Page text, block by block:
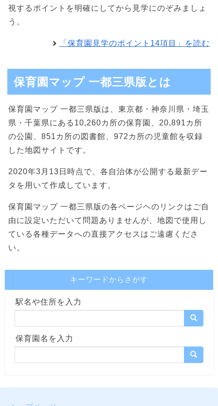
視するポイントを明確にしてから見学にのぞみましょ
う。
「保育園見学のポイント14項目」を読む
保育園マップ 一都三県版とは
保育園マップ 一都三県版は、東京都・神奈川県・埼玉
県・千葉県にある10,260カ所の保育園、20,891カ所
の公園、851カ所の図書館、972カ所の児童館を収録
した地図サイトです。
2020年3月13日時点で、各自治体が公開する最新デー
タを用いて作成しています。
保育園マップ 一都三県版の各ページヘのリンクはご自
由に設定いただいて問題ありませんが、地図で使用し
ている各種データへの直接アクセスはご遠慮くださ
い。
キーワードからさがす
駅名や住所を入力
保育園名を入力